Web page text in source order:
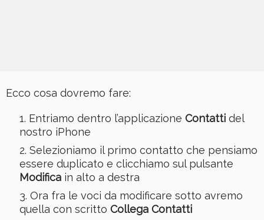
Ecco cosa dovremo fare:
Entriamo dentro l’applicazione Contattidel
nostro iPhone
Selezioniamo il primo contatto che pensiamo
essere duplicato e clicchiamo sul pulsante
Modificain alto a destra
Ora fra le voci da modificare sotto avremo
quella con scritto Collega Contatti